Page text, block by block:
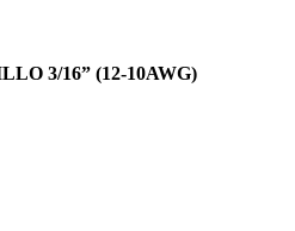
3/16” (12-10AWG)